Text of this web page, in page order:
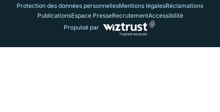
Protection des données personnellesMentions légalesRéclamations
PublicationsEspace PresseRecrutementAccessibilité
Propulsé par